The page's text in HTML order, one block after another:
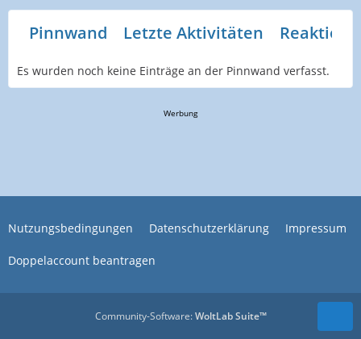
Pinnwand Letzte Aktivitäten
Es wurden noch keine Einträge an der Pinnwand verfasst.
Werbung
Nutzungsbedingungen Datenschutzerklärung Impressum
Doppelaccount beantragen
Community-Software:WoltLab Suite™